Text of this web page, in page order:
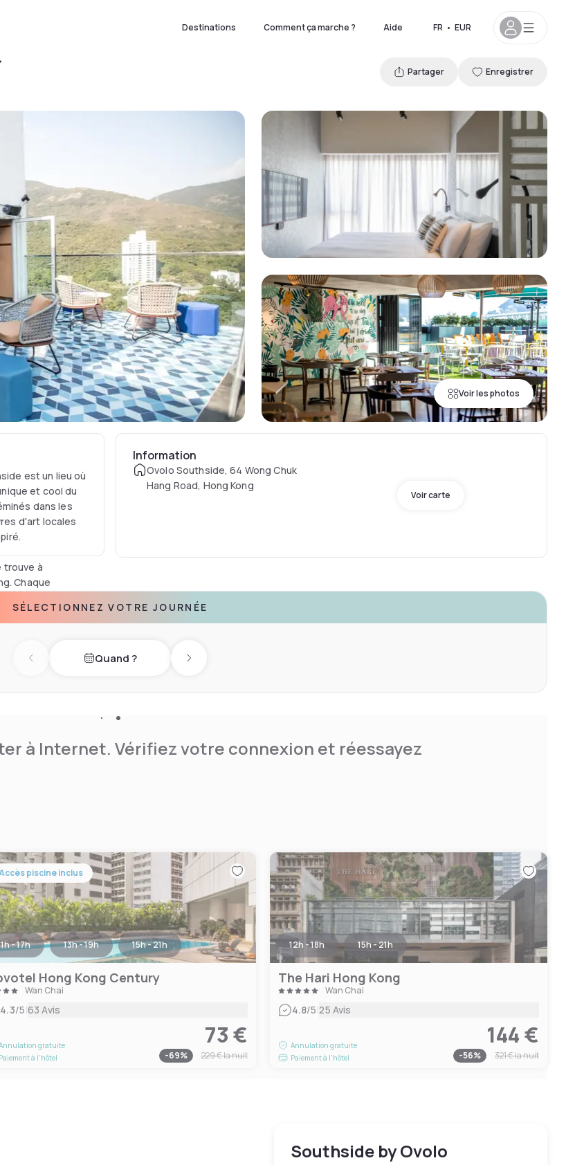
Destinations Comment ça marche ? Aide FR • EUR
Voir les photos
Partager Enregistrer
est un lieu où
et cool du
dans les
d'art locales
trouve à
Chaque
à haut débit.
Information
Ovolo Southside, 64 Wong Chuk
Hang Road, Hong Kong
Voir carte
SÉLECTIONNEZ VOTRE JOURNÉE
Previous dayQuand ? Next day
à Internet. Vérifiez votre connexion et réessayez
piscine inclus
- 17h 13h - 19h 15h - 21h
Hong Kong Century
Wan Chai
4.3/5|63 Avis
gratuite
Paiement à l'hôtel
73 €
-69% 229 €la nuit
12h - 18h 15h - 21h
The Hari Hong Kong
Wan Chai
4.8/5|25 Avis
Annulation gratuite
Paiement à l'hôtel
144 €
-56% 321 €la nuit
Southside by Ovolo